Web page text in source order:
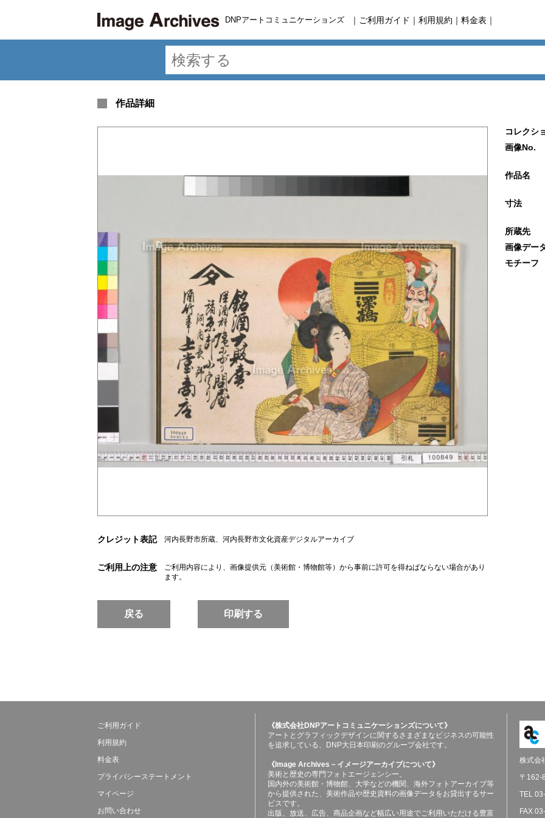
DNPアートコミュニケーションズ ｜ ご利用ガイド ｜ 利用規約 ｜ 料金表 ｜
作品詳細
クレジット表記 河内長野市所蔵、河内長野市文化資産デジタルアーカイブ
ご利用上の注意
ご利用内容により、画像提供元（美術館・博物館等）から事前に許可を得ねばならない場合があり
ます。
戻る 印刷する
コレクシ
画像No.
作品名
寸法
所蔵先
画像デー
モチーフ
ご利用ガイド
利用規約
料金表
プライバシーステートメント
マイページ
お問い合わせ
《株式会社DNPアートコミュニケーションズについて》
アートとグラフィックデザインに関するさまざまなビジネスの可能性
を追求している、DNP大日本印刷のグループ会社です。
《Image Archives－イメージアーカイブについて》
美術と歴史の専門フォトエージェンシー。
国内外の美術館・博物館、大学などの機関、海外フォトアーカイブ等
から提供された、美術作品や歴史資料の画像データをお貸出するサー
ビスです。
出版、放送、広告、商品企画など幅広い用途でご利用いただける豊富
株式会
〒162-
TEL
FAX